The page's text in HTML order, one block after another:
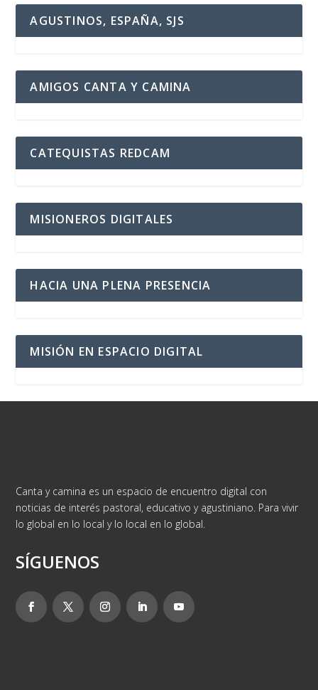
AGUSTINOS, ESPAÑA, SJS
AMIGOS CANTA Y CAMINA
CATEQUISTAS REDCAM
MISIONEROS DIGITALES
HACIA UNA PLENA PRESENCIA
MISIÓN EN ESPACIO DIGITAL
Canta y camina es un espacio de encuentro digital con
noticias de interés pastoral, educativo y agustiniano. Para vivir
lo global en lo local y lo local en lo global.
SÍGUENOS